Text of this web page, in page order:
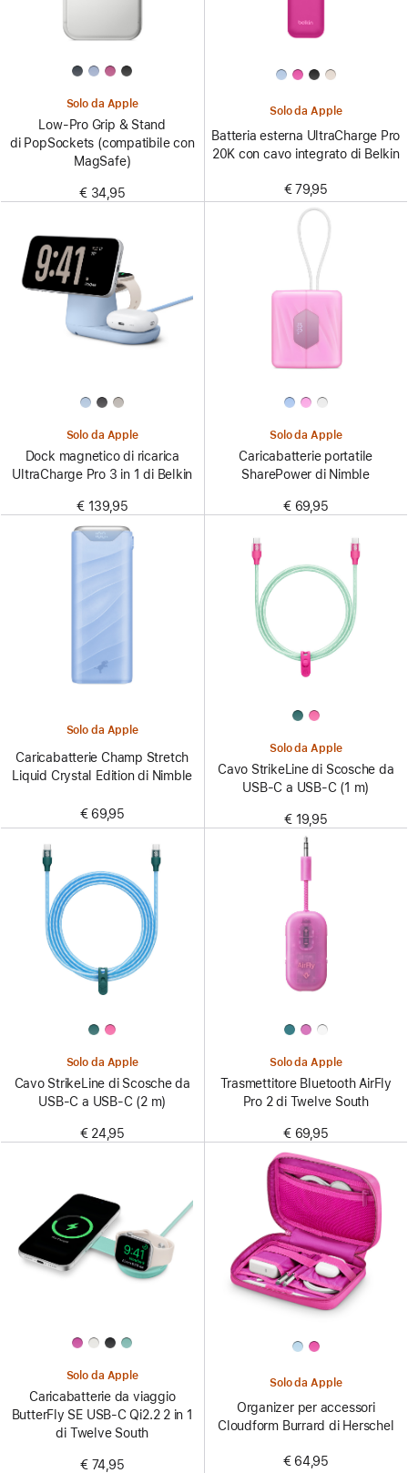
Solo da Apple
Low-Pro Grip & Stand
di PopSockets (compatibile con
MagSafe)
€ 34,95
Solo da Apple
Batteria esterna UltraCharge Pro
20K con cavo integrato di Belkin
€ 79,95
Solo da Apple
Dock magnetico di ricarica
UltraCharge Pro 3 in 1 di Belkin
€ 139,95
Solo da Apple
Caricabatterie portatile
SharePower di Nimble
€ 69,95
Solo da Apple
Caricabatterie Champ Stretch
Liquid Crystal Edition di Nimble
€ 69,95
Solo da Apple
Cavo StrikeLine di Scosche da
USB-C a USB-C (1 m)
€ 19,95
Solo da Apple
Cavo StrikeLine di Scosche da
USB-C a USB-C (2 m)
€ 24,95
Solo da Apple
Trasmettitore Bluetooth AirFly
Pro 2 di Twelve South
€ 69,95
Solo da Apple
Caricabatterie da viaggio
ButterFly SE USB‑C Qi2.2 2 in 1
di Twelve South
€ 74,95
Solo da Apple
Organizer per accessori
Cloudform Burrard di Herschel
€ 64,95